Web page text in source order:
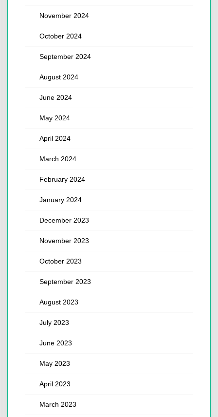
November 2024
October 2024
September 2024
August 2024
June 2024
May 2024
April 2024
March 2024
February 2024
January 2024
December 2023
November 2023
October 2023
September 2023
August 2023
July 2023
June 2023
May 2023
April 2023
March 2023